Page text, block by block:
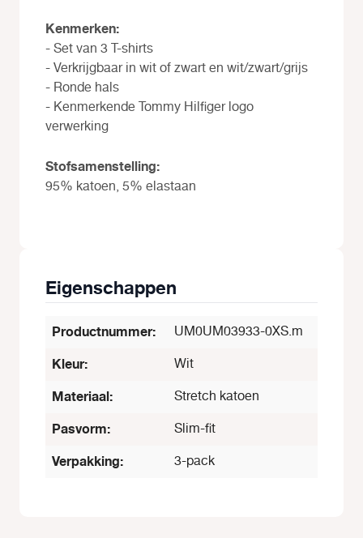
Kenmerken:
- Set van 3 T-shirts
- Verkrijgbaar in wit of zwart en wit/zwart/grijs
- Ronde hals
- Kenmerkende Tommy Hilfiger logo
verwerking
Stofsamenstelling:
95% katoen, 5% elastaan
Eigenschappen
Productnummer: UM0UM03933-0XS.m
Kleur: Wit
Materiaal: Stretch katoen
Pasvorm: Slim-fit
Verpakking: 3-pack